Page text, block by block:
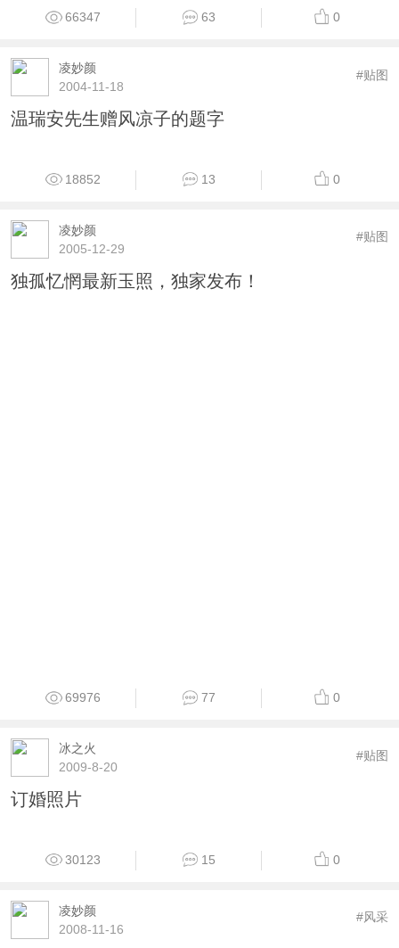
66347 63 0
凌妙颜
2004-11-18
#贴图
温瑞安先生赠风凉子的题字
18852 13 0
凌妙颜
2005-12-29
#贴图
独孤忆惘最新玉照，独家发布！
69976 77 0
冰之火
2009-8-20
#贴图
订婚照片
30123 15 0
凌妙颜
2008-11-16
#风采